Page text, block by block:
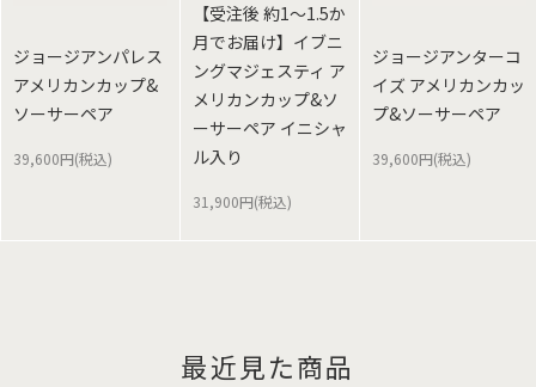
ジョージアンパレス
アメリカンカップ&
ソーサーペア
39,600円(税込)
【受注後 約1～1.5か
月でお届け】イブニ
ングマジェスティ ア
メリカンカップ&ソ
ーサーペア イニシャ
ル入り
31,900円(税込)
ジョージアンターコ
イズ アメリカンカッ
プ&ソーサーペア
39,600円(税込)
最近見た商品